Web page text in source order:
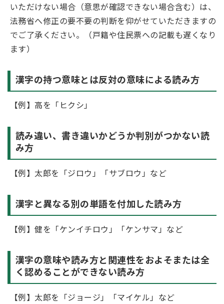
いただけない場合（意思が確認できない場合含む）は、
法務省へ修正の要不要の判断を仰がせていただきますの
でご了承ください。（戸籍や住民票への記載も遅くなり
ます）
漢字の持つ意味とは反対の意味による読み方
【例】高を「ヒクシ」
読み違い、書き違いかどうか判別がつかない読
み方
【例】太郎を「ジロウ」「サブロウ」など
漢字と異なる別の単語を付加した読み方
【例】健を「ケンイチロウ」「ケンサマ」など
漢字の意味や読み方と関連性をおよそまたは全
く認めることができない読み方
【例】太郎を「ジョージ」「マイケル」など